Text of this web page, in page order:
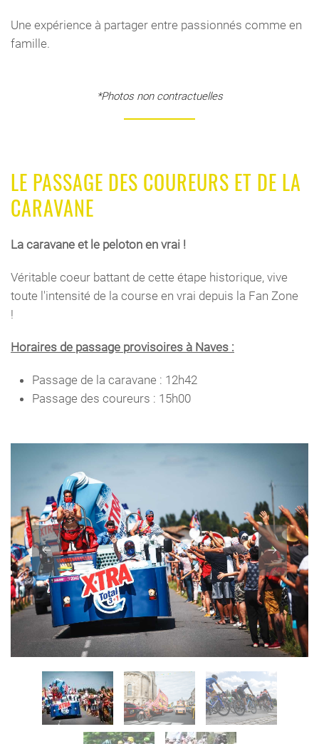
Une expérience à partager entre passionnés comme en
famille.
*Photos non contractuelles
LE PASSAGE DES COUREURS ET DE LA
CARAVANE
La caravane et le peloton en vrai !
Véritable coeur battant de cette étape historique, vive
toute l'intensité de la course en vrai depuis la Fan Zone
!
Horaires de passage provisoires à Naves :
Passage de la caravane : 12h42
Passage des coureurs : 15h00